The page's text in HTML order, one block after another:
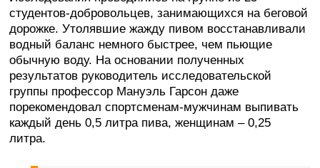
студентов-добровольцев, занимающихся на беговой
дорожке. Утолявшие жажду пивом восстанавливали
водный баланс немного быстрее, чем пьющие
обычную воду. На основании полученных
результатов руководитель исследовательской
группы профессор Мануэль Гарсон даже
порекомендовал спортсменам-мужчинам выпивать
каждый день 0,5 литра пива, женщинам – 0,25
литра.